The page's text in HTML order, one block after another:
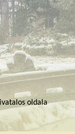
oldala